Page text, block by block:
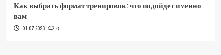
Как выбрать формат тренировок: что подойдет именно
вам
01.07.2026 0